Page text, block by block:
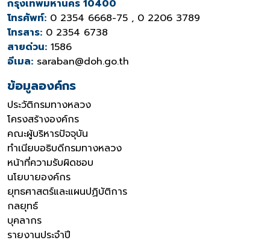
กรุงเทพมหานคร 10400
โทรศัพท์: 0 2354 6668-75 , 0 2206 3789
โทรสาร: 0 2354 6738
สายด่วน: 1586
อีเมล: saraban@doh.go.th
ข้อมูลองค์กร
ประวัติกรมทางหลวง
โครงสร้างองค์กร
คณะผู้บริหารปัจจุบัน
ทำเนียบอธิบดีกรมทางหลวง
หน้าที่ความรับผิดชอบ
นโยบายองค์กร
ยุทธศาสตร์และแผนปฏิบัติการ
กลยุทธ์
บุคลากร
รายงานประจำปี